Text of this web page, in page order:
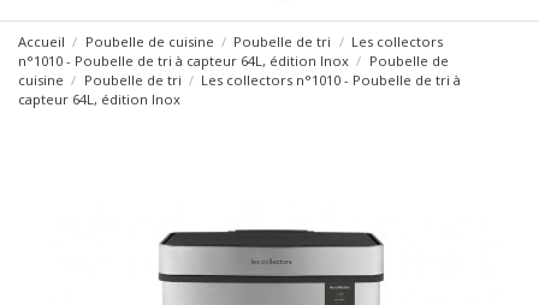
Accueil Poubelle de cuisine Poubelle de tri
Les collectors
n°1010 - Poubelle de tri à capteur 64L, édition Inox
Poubelle de
cuisine
Poubelle de tri
Les collectors n°1010 - Poubelle de tri à
capteur 64L, édition Inox